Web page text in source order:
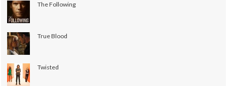
The Following
True Blood
Twisted